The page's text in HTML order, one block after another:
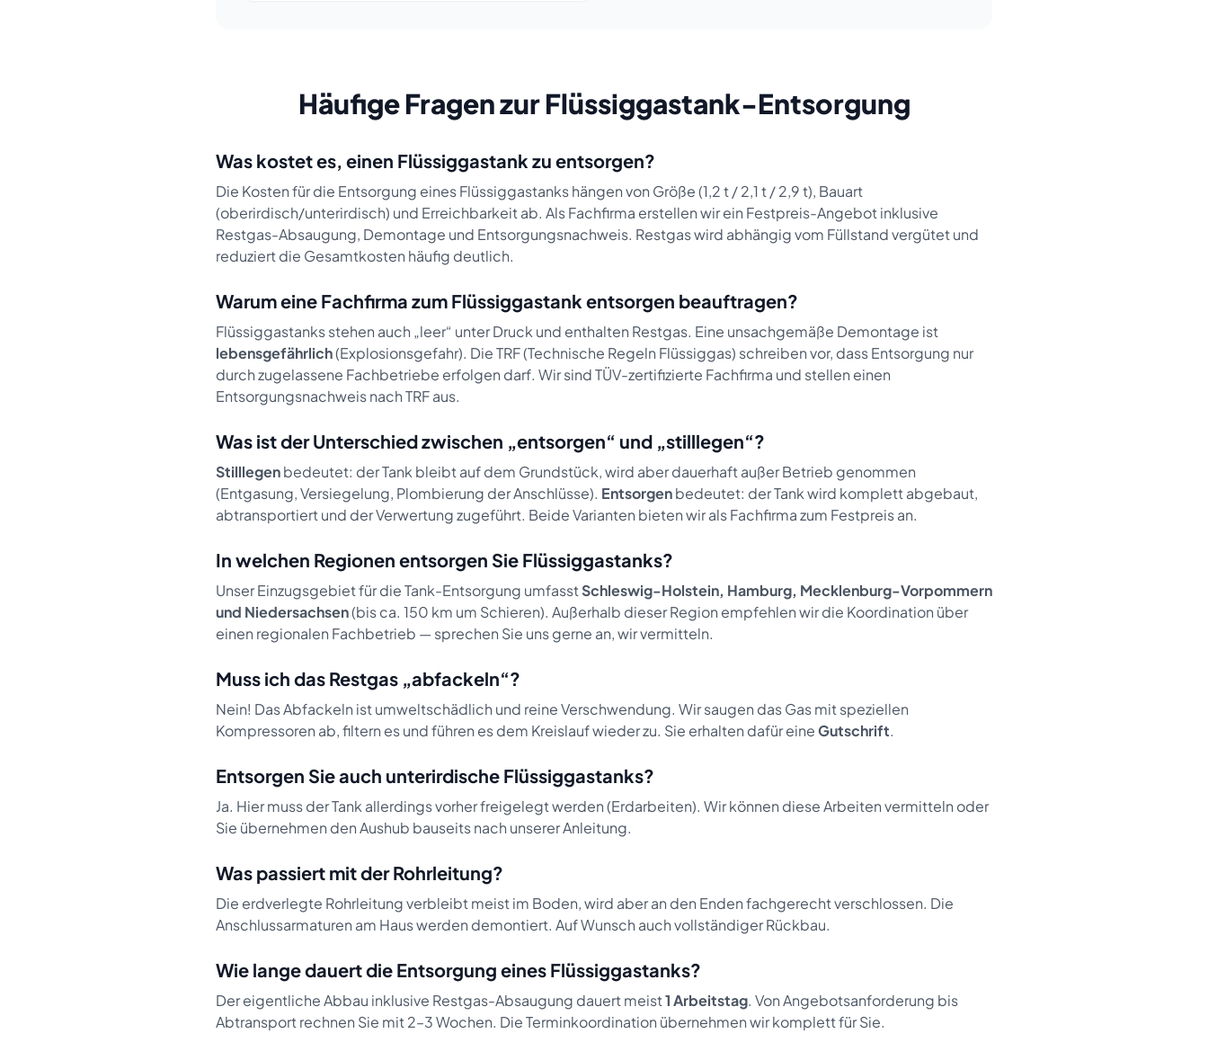
Häufige Fragen zur Flüssiggastank-Entsorgung
Was kostet es, einen Flüssiggastank zu entsorgen?
Die Kosten für die Entsorgung eines Flüssiggastanks hängen von Größe (1,2 t / 2,1 t / 2,9 t), Bauart
(oberirdisch/unterirdisch) und Erreichbarkeit ab. Als Fachfirma erstellen wir ein Festpreis-Angebot inklusive
Restgas-Absaugung, Demontage und Entsorgungsnachweis. Restgas wird abhängig vom Füllstand vergütet und
reduziert die Gesamtkosten häufig deutlich.
Warum eine Fachfirma zum Flüssiggastank entsorgen beauftragen?
Flüssiggastanks stehen auch „leer“ unter Druck und enthalten Restgas. Eine unsachgemäße Demontage ist
lebensgefährlich(Explosionsgefahr). Die TRF (Technische Regeln Flüssiggas) schreiben vor, dass Entsorgung nur
durch zugelassene Fachbetriebe erfolgen darf. Wir sind TÜV-zertifizierte Fachfirma und stellen einen
Entsorgungsnachweis nach TRF aus.
Was ist der Unterschied zwischen „entsorgen“ und „stilllegen“?
Stilllegenbedeutet: der Tank bleibt auf dem Grundstück, wird aber dauerhaft außer Betrieb genommen
(Entgasung, Versiegelung, Plombierung der Anschlüsse). Entsorgenbedeutet: der Tank wird komplett abgebaut,
abtransportiert und der Verwertung zugeführt. Beide Varianten bieten wir als Fachfirma zum Festpreis an.
In welchen Regionen entsorgen Sie Flüssiggastanks?
Unser Einzugsgebiet für die Tank-Entsorgung umfasst Schleswig-Holstein, Hamburg, Mecklenburg-Vorpommern
und Niedersachsen(bis ca. 150 km um Schieren). Außerhalb dieser Region empfehlen wir die Koordination über
einen regionalen Fachbetrieb — sprechen Sie uns gerne an, wir vermitteln.
Muss ich das Restgas „abfackeln“?
Nein! Das Abfackeln ist umweltschädlich und reine Verschwendung. Wir saugen das Gas mit speziellen
Kompressoren ab, filtern es und führen es dem Kreislauf wieder zu. Sie erhalten dafür eineGutschrift.
Entsorgen Sie auch unterirdische Flüssiggastanks?
Ja. Hier muss der Tank allerdings vorher freigelegt werden (Erdarbeiten). Wir können diese Arbeiten vermitteln oder
Sie übernehmen den Aushub bauseits nach unserer Anleitung.
Was passiert mit der Rohrleitung?
Die erdverlegte Rohrleitung verbleibt meist im Boden, wird aber an den Enden fachgerecht verschlossen. Die
Anschlussarmaturen am Haus werden demontiert. Auf Wunsch auch vollständiger Rückbau.
Wie lange dauert die Entsorgung eines Flüssiggastanks?
Der eigentliche Abbau inklusive Restgas-Absaugung dauert meist1 Arbeitstag. Von Angebotsanforderung bis
Abtransport rechnen Sie mit 2–3 Wochen. Die Terminkoordination übernehmen wir komplett für Sie.